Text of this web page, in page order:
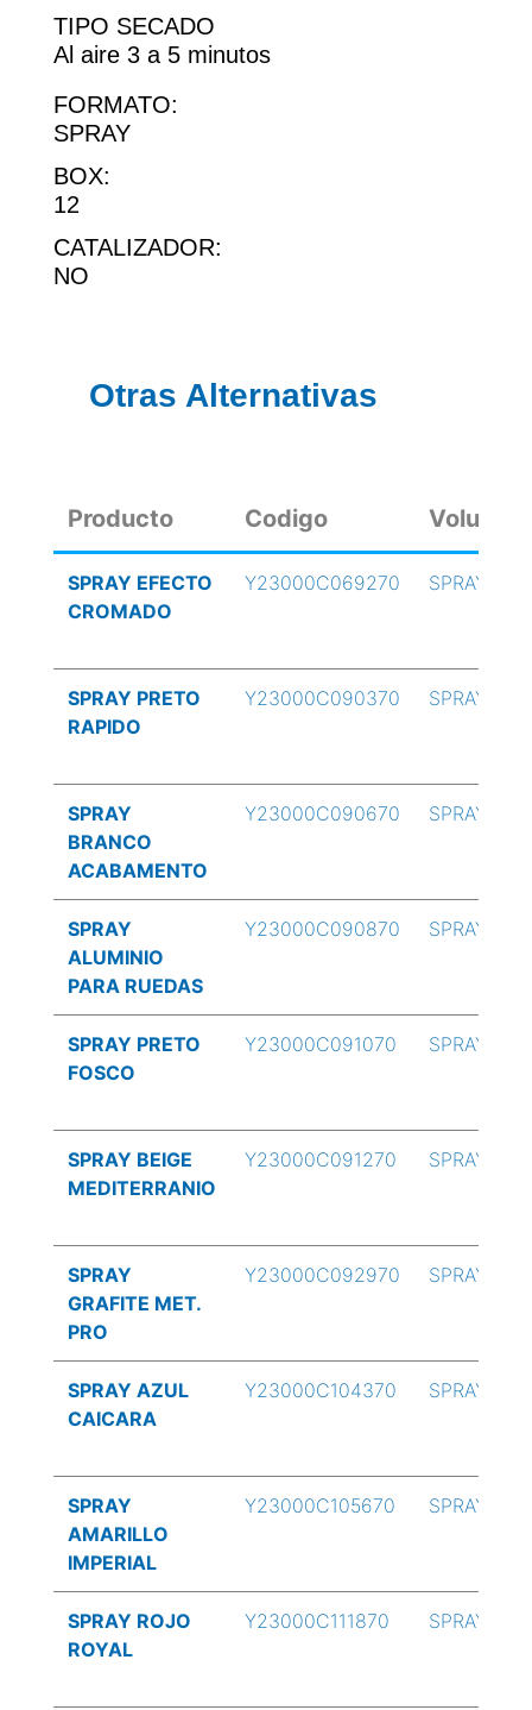
TIPO SECADO
Al aire 3 a 5 minutos
FORMATO:
SPRAY
BOX:
12
CATALIZADOR:
NO
Otras Alternativas
Producto Codigo Volumen
SPRAY EFECTO
CROMADO
Y23000C069270 SPRAY
SPRAY PRETO
RAPIDO
Y23000C090370 SPRAY
SPRAY
BRANCO
ACABAMENTO
Y23000C090670 SPRAY
SPRAY
ALUMINIO
PARA RUEDAS
Y23000C090870 SPRAY
SPRAY PRETO
FOSCO
Y23000C091070 SPRAY
SPRAY BEIGE
MEDITERRANIO
Y23000C091270 SPRAY
SPRAY
GRAFITE MET.
PRO
Y23000C092970 SPRAY
SPRAY AZUL
CAICARA
Y23000C104370 SPRAY
SPRAY
AMARILLO
IMPERIAL
Y23000C105670 SPRAY
SPRAY ROJO
ROYAL
Y23000C111870 SPRAY